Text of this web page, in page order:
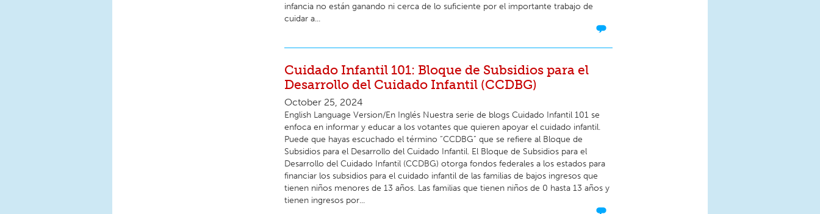
infancia no están ganando ni cerca de lo suficiente por el importante trabajo de
cuidar a...
Cuidado Infantil 101: Bloque de Subsidios para el
Desarrollo del Cuidado Infantil (CCDBG)
October 25, 2024
English Language Version/En Inglés Nuestra serie de blogs Cuidado Infantil 101 se
enfoca en informar y educar a los votantes que quieren apoyar el cuidado infantil.
Puede que hayas escuchado el término “CCDBG” que se refiere al Bloque de
Subsidios para el Desarrollo del Cuidado Infantil. El Bloque de Subsidios para el
Desarrollo del Cuidado Infantil (CCDBG) otorga fondos federales a los estados para
financiar los subsidios para el cuidado infantil de las familias de bajos ingresos que
tienen niños menores de 13 años. Las familias que tienen niños de 0 hasta 13 años y
tienen ingresos por...